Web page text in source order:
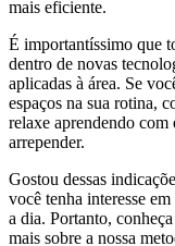
mais eficiente.
É importantíssimo que
dentro de novas
aplicadas à área. Se
espaços na sua rotina,
relaxe aprendendo com
arrepender.
Gostou dessas
você tenha interesse
a dia. Portanto,
mais sobre a nossa